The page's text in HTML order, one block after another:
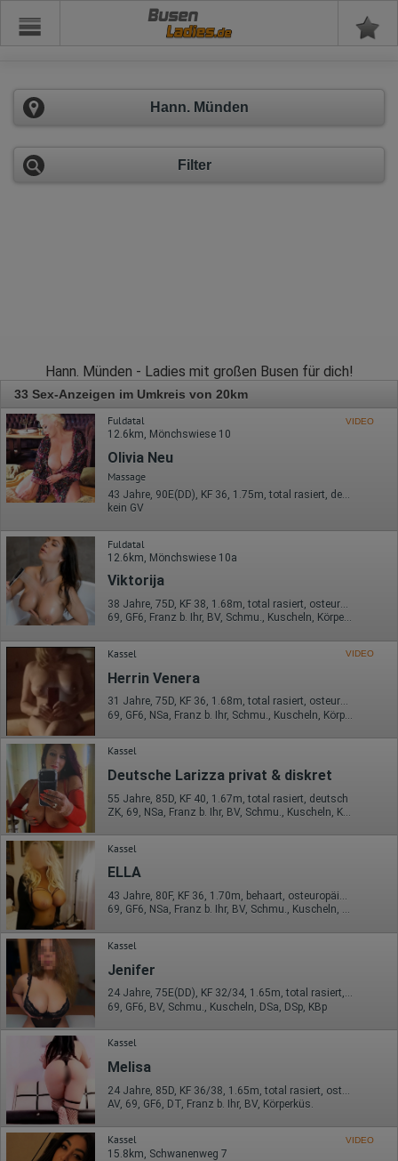
Busen
Hann. Münden
Filter
Hann. Münden - Ladies mit großen Busen für dich!
33 Sex-Anzeigen im Umkreis von 20km
Fuldatal VIDEO
12.6km, Mönchswiese 10
Olivia Neu
Massage
43 Jahre, 90E(DD), KF 36, 1.75m, total rasiert, deutsch
kein GV
Fuldatal
12.6km, Mönchswiese 10a
Viktorija
38 Jahre, 75D, KF 38, 1.68m, total rasiert, osteuropäisch
69, GF6, Franz b. Ihr, BV, Schmu., Kuscheln, Körperküs., DSa
Kassel VIDEO
Herrin Venera
31 Jahre, 75D, KF 36, 1.68m, total rasiert, osteuropäisch
Kassel
Deutsche Larizza privat & diskret
55 Jahre, 85D, KF 40, 1.67m, total rasiert, deutsch
ZK, 69, NSa, Franz b. Ihr, BV, Schmu., Kuscheln, Körperküs.
Kassel
ELLA
43 Jahre, 80F, KF 36, 1.70m, behaart, osteuropäisch
69, GF6, NSa, Franz b. Ihr, BV, Schmu., Kuscheln, Körperküs.
Kassel
Jenifer
24 Jahre, 75E(DD), KF 32/34, 1.65m, total rasiert, Latina
69, GF6, BV, Schmu., Kuscheln, DSa, DSp, KBp
Kassel
Melisa
AV, 69, GF6, DT, Franz b. Ihr, BV, Körperküs.
Kassel VIDEO
15.8km, Schwanenweg 7